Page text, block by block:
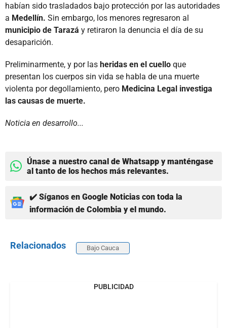
habían sido trasladados bajo protección por las autoridades
a Medellín. Sin embargo, los menores regresaron al
municipio de Tarazá y retiraron la denuncia el día de su
desaparición.
Preliminarmente, y por las heridas en el cuello que
presentan los cuerpos sin vida se habla de una muerte
violenta por degollamiento, pero Medicina Legal investiga
las causas de muerte.
Noticia en desarrollo...
Únase a nuestro canal de Whatsapp y manténgase
al tanto de los hechos más relevantes.
✔️ Síganos en Google Noticias con toda la
información de Colombia y el mundo.
Relacionados Bajo Cauca
PUBLICIDAD